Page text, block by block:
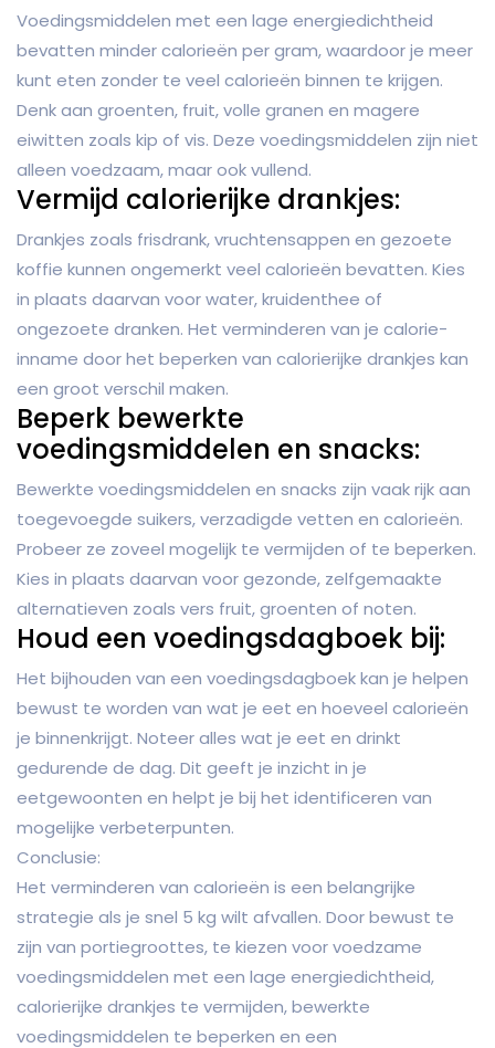
Voedingsmiddelen met een lage energiedichtheid
bevatten minder calorieën per gram, waardoor je meer
kunt eten zonder te veel calorieën binnen te krijgen.
Denk aan groenten, fruit, volle granen en magere
eiwitten zoals kip of vis. Deze voedingsmiddelen zijn niet
alleen voedzaam, maar ook vullend.
Vermijd calorierijke drankjes:
Drankjes zoals frisdrank, vruchtensappen en gezoete
koffie kunnen ongemerkt veel calorieën bevatten. Kies
in plaats daarvan voor water, kruidenthee of
ongezoete dranken. Het verminderen van je calorie-
inname door het beperken van calorierijke drankjes kan
een groot verschil maken.
Beperk bewerkte
voedingsmiddelen en snacks:
Bewerkte voedingsmiddelen en snacks zijn vaak rijk aan
toegevoegde suikers, verzadigde vetten en calorieën.
Probeer ze zoveel mogelijk te vermijden of te beperken.
Kies in plaats daarvan voor gezonde, zelfgemaakte
alternatieven zoals vers fruit, groenten of noten.
Houd een voedingsdagboek bij:
Het bijhouden van een voedingsdagboek kan je helpen
bewust te worden van wat je eet en hoeveel calorieën
je binnenkrijgt. Noteer alles wat je eet en drinkt
gedurende de dag. Dit geeft je inzicht in je
eetgewoonten en helpt je bij het identificeren van
mogelijke verbeterpunten.
Conclusie:
Het verminderen van calorieën is een belangrijke
strategie als je snel 5 kg wilt afvallen. Door bewust te
zijn van portiegroottes, te kiezen voor voedzame
voedingsmiddelen met een lage energiedichtheid,
calorierijke drankjes te vermijden, bewerkte
voedingsmiddelen te beperken en een